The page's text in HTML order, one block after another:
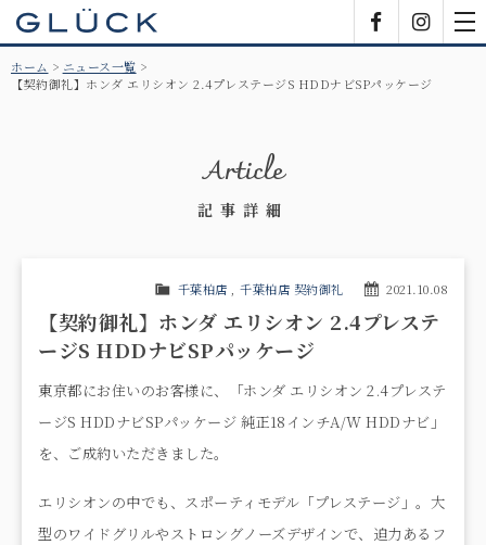
ホーム
ニュース一覧
【契約御礼】ホンダ エリシオン 2.4プレステージS HDDナビSPパッケージ
Article
記事詳細
2021.10.08
千葉柏店 千葉柏店 契約御礼
【契約御礼】ホンダ エリシオン 2.4プレステ
ージS HDDナビSPパッケージ
東京都にお住いのお客様に、「ホンダ エリシオン 2.4プレステ
ージS HDDナビSPパッケージ 純正18インチA/W HDDナビ 」
を、ご成約いただきました。
エリシオンの中でも、スポーティモデル「プレステージ」。大
型のワイドグリルやストロングノーズデザインで、迫力あるフ